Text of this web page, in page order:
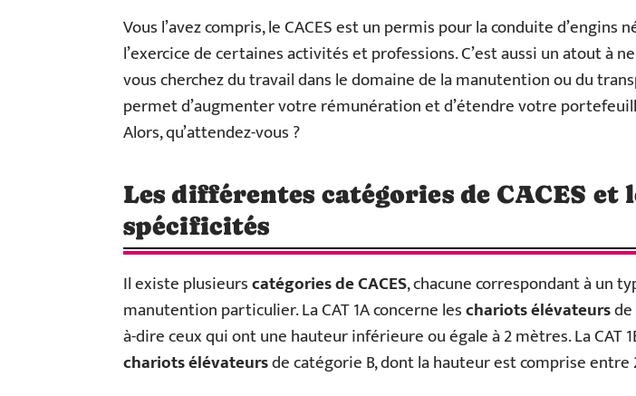
Vous l’avez compris, le CACES est un permis pour la conduite d’engins
l’exercice de certaines activités et professions. C’est aussi un atout à
vous cherchez du travail dans le domaine de la manutention ou du
permet d’augmenter votre rémunération et d’étendre votre
Alors, qu’attendez-vous ?
Les différentes catégories de CACES et
spécificités
Il existe plusieurscatégories de CACES, chacune correspondant à un
manutention particulier. La CAT 1A concerne leschariots élévateurs
à-dire ceux qui ont une hauteur inférieure ou égale à 2 mètres. La CAT
chariots élévateursde catégorie B, dont la hauteur est comprise